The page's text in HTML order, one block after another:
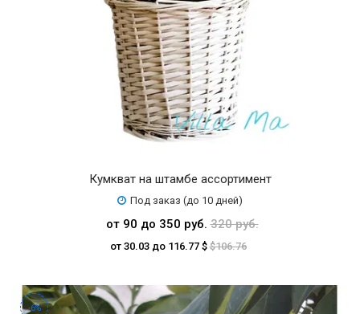
Кумкват на штамбе ассортимент
Под заказ (до 10 дней)
от 90 до 350 руб.320 руб.
от 30.03 до 116.77 $$106.76
-6%